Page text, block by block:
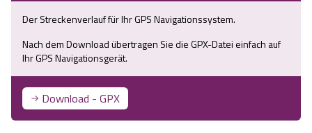
Karte und GPS-Daten
Touristinformationen
Der Streckenverlauf für Ihr GPS Navigationssystem.
Nach dem Download übertragen Sie die GPX-Datei einfach auf
Ihr GPS Navigationsgerät.
Download - GPX